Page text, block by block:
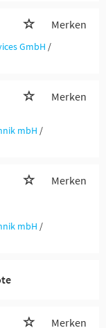
Merken
GmbH /
Merken
mbH /
Merken
mbH /
Merken